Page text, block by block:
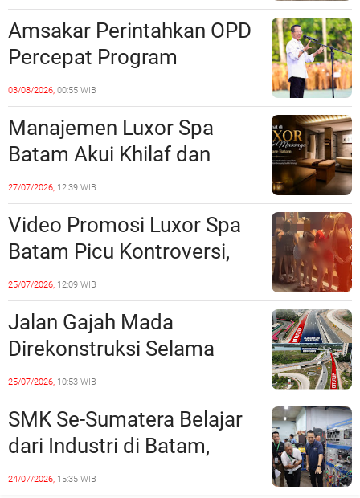
Unsur Pelanggaran Hukum
Amsakar Perintahkan OPD
Percepat Program
Prioritas, Targetkan
Realisasi Pembangunan
Lampaui 50 Persen
03/08/2026, 00:55 WIB
Manajemen Luxor Spa
Batam Akui Khilaf dan
Minta Maaf, Konten
Langsung Di-Takedown
27/07/2026, 12:39 WIB
Video Promosi Luxor Spa
Batam Picu Kontroversi,
Dinilai Bermuatan Sensual
25/07/2026, 12:09 WIB
Jalan Gajah Mada
Direkonstruksi Selama
Empat Minggu, Ini Skema
Rekayasa Lalu Lintasnya
25/07/2026, 10:53 WIB
SMK Se-Sumatera Belajar
dari Industri di Batam,
Siapkan Lulusan Siap Kerja
24/07/2026, 15:35 WIB